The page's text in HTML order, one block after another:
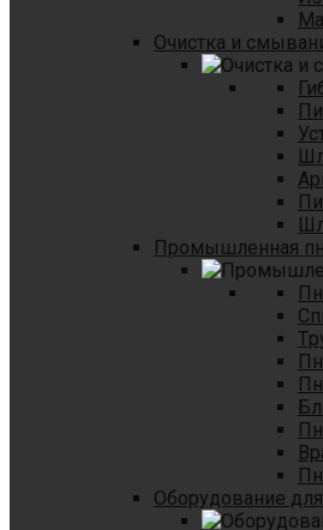
Очистка и
Промышленная
Оборудование